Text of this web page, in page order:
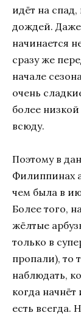
идёт на спад,
дождей.
начинается
сразу же
начале
очень
более
всюду.
Поэтому в
Филиппинах
чем была в
Более того,
жёлтые
только в
пропали), то
наблюдать,
когда начнёт
есть всегда.